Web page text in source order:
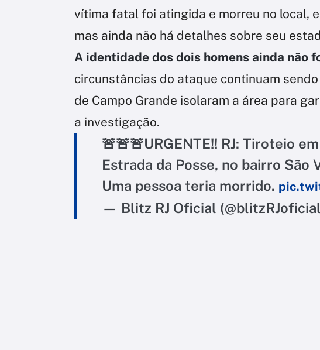
vítima fatal foi atingida e morreu no local,
mas ainda não há detalhes sobre seu
A identidade dos dois homens ainda não
circunstâncias do ataque continuam
de Campo Grande isolaram a área para
a investigação.
🚨🚨🚨URGENTE!! RJ: Tiroteio
Estrada da Posse, no bairro São
Uma pessoa teria morrido.
— Blitz RJ Oficial